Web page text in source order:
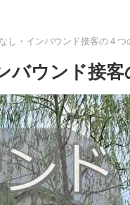
し・インバウンド接客の４つ
バウンド接